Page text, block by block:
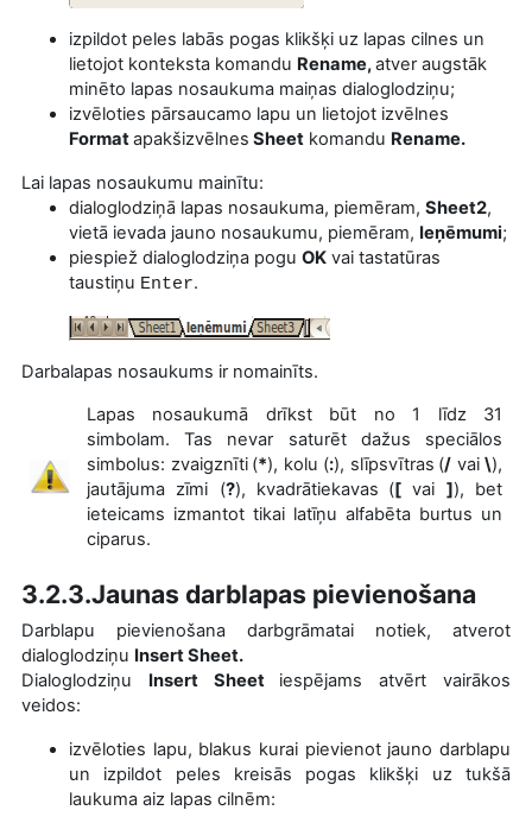
izpildot peles labās pogas klikšķi uz lapas cilnes un
lietojot konteksta komandu Rename,atver augstāk
minēto lapas nosaukuma maiņas dialoglodziņu;
izvēloties pārsaucamo lapu un lietojot izvēlnes
Formatapakšizvēlnes Sheet komandu Rename.
Lai lapas nosaukumu mainītu:
dialoglodziņā lapas nosaukuma, piemēram, Sheet2,
vietā ievada jauno nosaukumu, piemēram, Ieņēmumi;
piespiež dialoglodziņa pogu OK vai tastatūras
taustiņu Enter.
Darbalapas nosaukums ir nomainīts.
Lapas nosaukumā drīkst būt no 1 līdz 31
simbolam. Tas nevar saturēt dažus speciālos
simbolus: zvaigznīti (*), kolu (:), slīpsvītras (/ vai \),
jautājuma zīmi (?), kvadrātiekavas ([ vai ]), bet
ieteicams izmantot tikai latīņu alfabēta burtus un
ciparus.
3.2.3.Jaunas darblapas pievienošana
Darblapu pievienošana darbgrāmatai notiek, atverot
dialoglodziņu Insert Sheet.
Dialoglodziņu Insert Sheet iespējams atvērt vairākos
veidos:
izvēloties lapu, blakus kurai pievienot jauno darblapu
un izpildot peles kreisās pogas klikšķi uz tukšā
laukuma aiz lapas cilnēm: